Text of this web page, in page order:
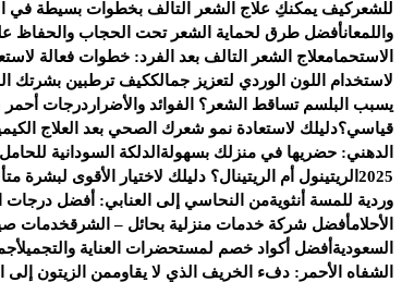
للشعركيف يمكنكِ علاج الشعر التالف بخطوات بسيطة في
واللمعانأفضل طرق لحماية الشعر تحت الحجاب والحفاظ
الاستحمامعلاج الشعر التالف بعد الفرد: خطوات فعالة
لاستخدام اللون الوردي لتعزيز جمالككيف ترطبين بشرتك
يسبب البلسم تساقط الشعر؟ الفوائد والأضرار درجات أحمر
قياسي؟دليلك لاستعادة نمو شعرك الصحي بعد العلاج
الدهني: حضريها في منزلك بسهولة الدلكة السودانية
2025 الريتينول أم الريتينال؟ دليلك لاختيار الأقوى لبشرة
وردية للمسة أنثويةمن النحاسي إلى العنابي: أفضل درجات
الأحلامأفضل شركة خدمات منزلية بحائل – الشرقخدمات
السعودية أفضل أكواد خصم لمستحضرات العناية والتجميل
الشفاه الأحمر: دفء الخريف الذي لا يقاوممن الزيتون إلى